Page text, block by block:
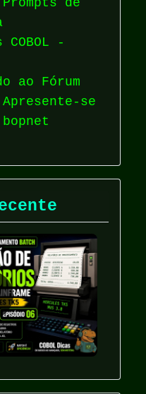
de
COBOL -
ao Fórum
Apresente-se